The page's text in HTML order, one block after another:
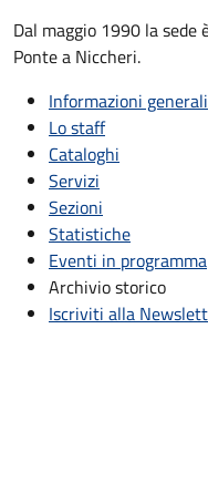
Dal maggio 1990 la
Ponte a Niccheri.
Informazioni generali
Lo staff
Cataloghi
Servizi
Sezioni
Statistiche
Eventi in programma
Archivio storico
Iscriviti alla